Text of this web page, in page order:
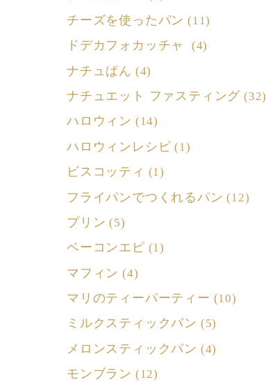
チーズを使ったパン (11)
ドデカフォカッチャ (4)
ナチュぱん (4)
ナチュエット ファスティング (32)
ハロウィン (14)
ハロウィンレシピ (1)
ビスコッティ (1)
フライパンでつくれるパン (12)
プリン (5)
ベーコンエピ (1)
マフィン (4)
マリのティーパーティー (10)
ミルクスティックパン (5)
メロンスティックパン (4)
モンブラン (12)